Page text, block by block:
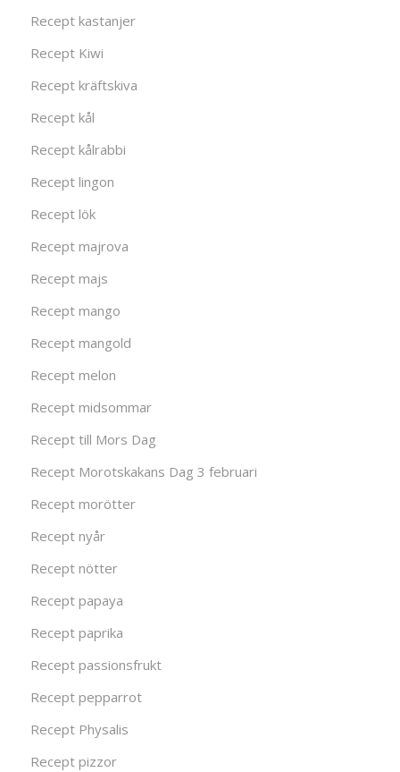
Recept kastanjer
Recept Kiwi
Recept kräftskiva
Recept kål
Recept kålrabbi
Recept lingon
Recept lök
Recept majrova
Recept majs
Recept mango
Recept mangold
Recept melon
Recept midsommar
Recept till Mors Dag
Recept Morotskakans Dag 3 februari
Recept morötter
Recept nyår
Recept nötter
Recept papaya
Recept paprika
Recept passionsfrukt
Recept pepparrot
Recept Physalis
Recept pizzor